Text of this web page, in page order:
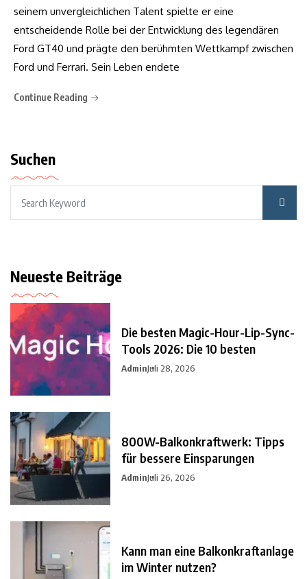
seinem unvergleichlichen Talent spielte er eine
entscheidende Rolle bei der Entwicklung des legendären
Ford GT40 und prägte den berühmten Wettkampf zwischen
Ford und Ferrari. Sein Leben endete
Continue Reading
Suchen
Neueste Beiträge
Die besten Magic-Hour-Lip-Sync-
Tools 2026: Die 10 besten
AdminJuli 28, 2026
800W-Balkonkraftwerk: Tipps
für bessere Einsparungen
AdminJuli 26, 2026
Kann man eine Balkonkraftanlage
im Winter nutzen?